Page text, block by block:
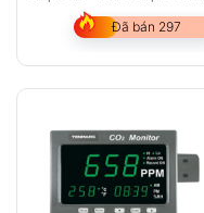
1155 TMF M
Đã bán 297